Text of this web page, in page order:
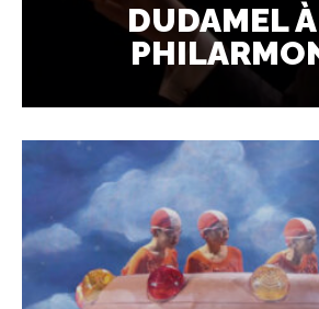
DUDAMEL